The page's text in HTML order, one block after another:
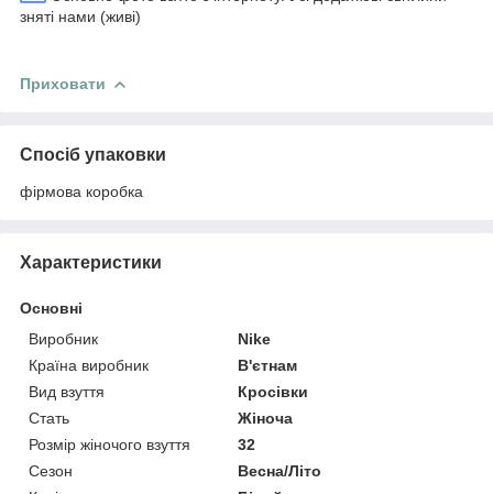
зняті нами (живі)
Приховати
Спосіб упаковки
фірмова коробка
Характеристики
Основні
Виробник
Nike
Країна виробник
В'єтнам
Вид взуття
Кросівки
Стать
Жіноча
Розмір жіночого взуття
32
Сезон
Весна/Літо